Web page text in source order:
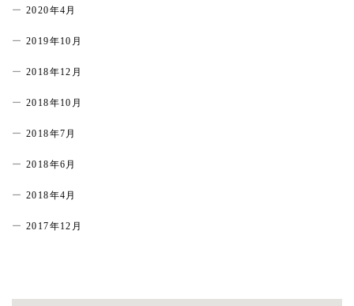
2020年4月
2019年10月
2018年12月
2018年10月
2018年7月
2018年6月
2018年4月
2017年12月